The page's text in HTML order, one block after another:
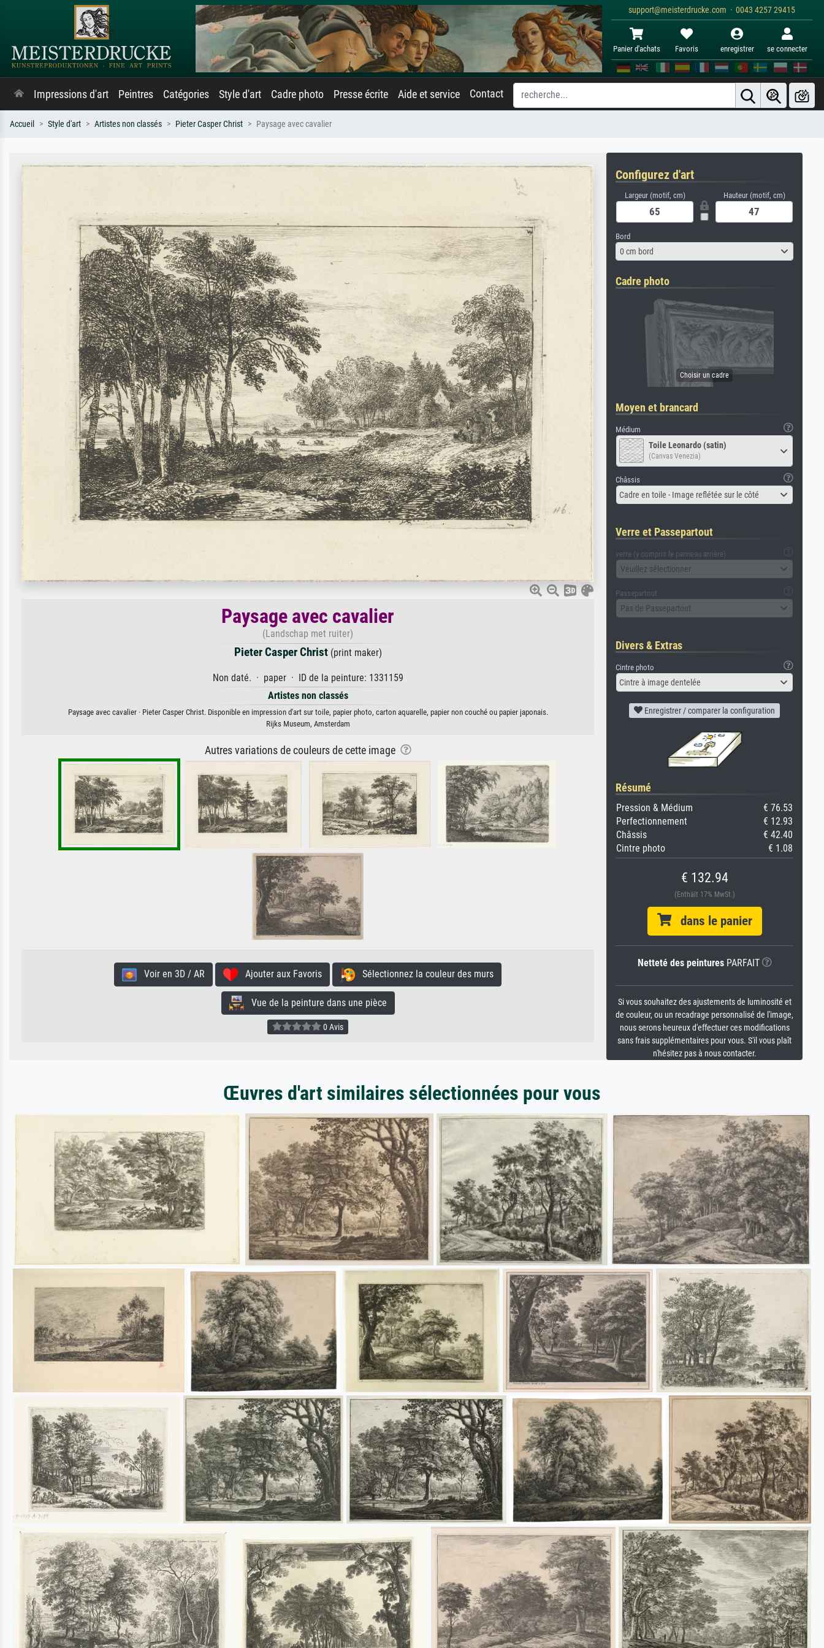
support@meisterdrucke.com · 0043 4257 29415
Panier d'achats Favoris enregistrer se connecter
Impressions d'art Peintres Catégories Style d'art Cadre photo Presse écrite Aide et service Contact
Accueil Style d'art Artistes non classés Pieter Casper Christ Paysage avec cavalier
Paysage avec cavalier
(Landschap met ruiter)
Pieter Casper Christ(print maker)
Non daté. · paper · ID de la peinture: 1331159
Artistes non classés
Paysage avec cavalier · Pieter Casper Christ. Disponible en impression d'art sur toile, papier photo, carton aquarelle, papier non couché ou papier japonais.
Rijks Museum, Amsterdam
Autres variations de couleurs de cette image
Voir en 3D / AR Ajouter aux Favoris Sélectionnez la couleur des murs
Vue de la peinture dans une pièce
0 Avis
Configurez d'art
Largeur (motif, cm) Hauteur (motif, cm)
Bord
0 cm bord
Cadre photo
Moyen et brancard
Médium
Toile Leonardo (satin)
(Canvas Venezia)
Châssis
Cadre en toile - Image reflétée sur le côté
Verre et Passepartout
verre (y compris le panneau arrière)
Veuillez sélectionner
Passepartout
Pas de Passepartout
Divers & Extras
Cintre photo
Cintre à image dentelée
Enregistrer / comparer la configuration
Résumé
Pression & Médium
€ 76.53
Perfectionnement
€ 12.93
Châssis
€ 42.40
Cintre photo
€ 1.08
€ 132.94
(Enthält 17% MwSt.)
dans le panier
Netteté des peinturesPARFAIT
Si vous souhaitez des ajustements de luminosité et
de couleur, ou un recadrage personnalisé de l'image,
nous serons heureux d'effectuer ces modifications
sans frais supplémentaires pour vous. S'il vous plaît
n'hésitez pas à nous contacter.
Œuvres d'art similaires sélectionnées pour vous